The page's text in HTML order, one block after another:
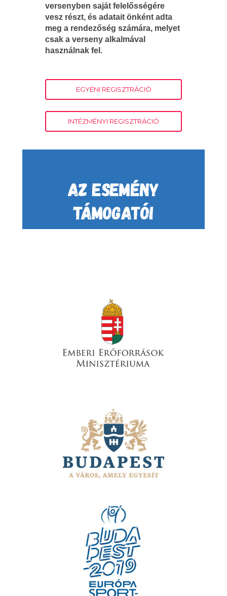
versenyben saját felelősségére
vesz részt, és adatait önként adta
meg a rendezőség számára, melyet
csak a verseny alkalmával
használnak fel.
EGYÉNI REGISZTRÁCIÓ
INTÉZMÉNYI REGISZTRÁCIÓ
AZ ESEMÉNY
TÁMOGATÓI